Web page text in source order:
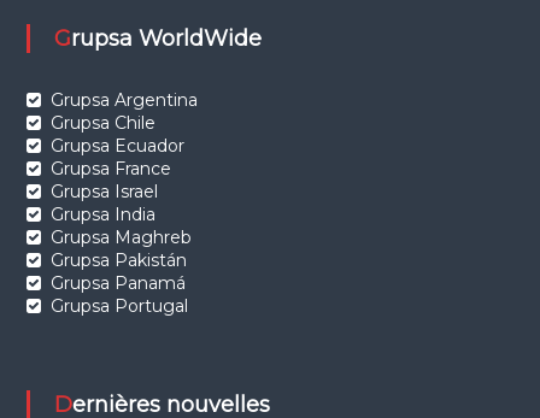
Grupsa WorldWide
Grupsa Argentina
Grupsa Chile
Grupsa Ecuador
Grupsa France
Grupsa Israel
Grupsa India
Grupsa Maghreb
Grupsa Pakistán
Grupsa Panamá
Grupsa Portugal
Dernières nouvelles